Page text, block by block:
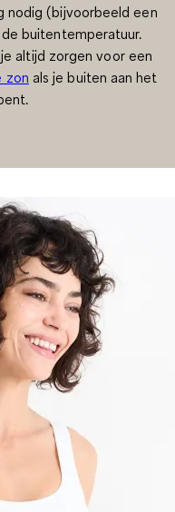
nodig (bijvoorbeeld een
buitentemperatuur.
altijd zorgen voor een
zon als je buiten aan het